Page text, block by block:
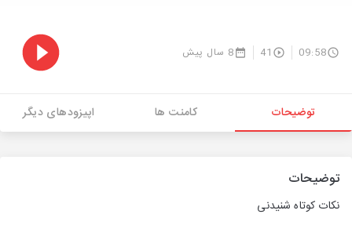
09:58
41 8 سال پیش
توضیحات کامنت ها اپیزودهای دیگر
توضیحات
نکات کوتاه شنیدنی